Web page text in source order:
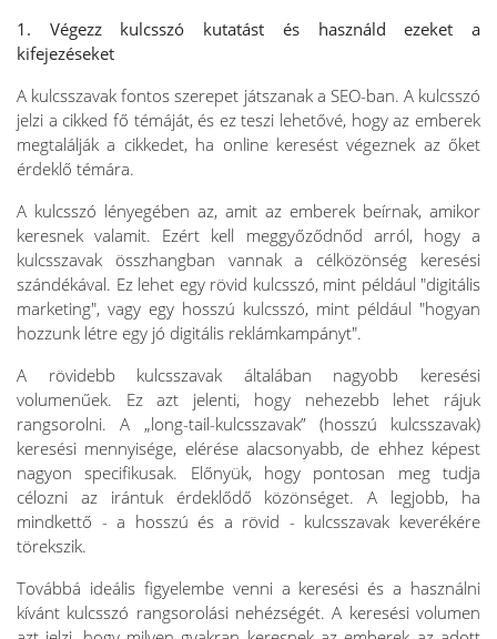
1. Végezz kulcsszó kutatást és használd ezeket a
kifejezéseket
A kulcsszavak fontos szerepet játszanak a SEO-ban. A kulcsszó
jelzi a cikked fő témáját, és ez teszi lehetővé, hogy az emberek
megtalálják a cikkedet, ha online keresést végeznek az őket
érdeklő témára.
A kulcsszó lényegében az, amit az emberek beírnak, amikor
keresnek valamit. Ezért kell meggyőződnőd arról, hogy a
kulcsszavak összhangban vannak a célközönség keresési
szándékával. Ez lehet egy rövid kulcsszó, mint például "digitális
marketing", vagy egy hosszú kulcsszó, mint például "hogyan
hozzunk létre egy jó digitális reklámkampányt".
A rövidebb kulcsszavak általában nagyobb keresési
volumenűek. Ez azt jelenti, hogy nehezebb lehet rájuk
rangsorolni. A „long-tail-kulcsszavak” (hosszú kulcsszavak)
keresési mennyisége, elérése alacsonyabb, de ehhez képest
nagyon specifikusak. Előnyük, hogy pontosan meg tudja
célozni az irántuk érdeklődő közönséget. A legjobb, ha
mindkettő - a hosszú és a rövid - kulcsszavak keverékére
törekszik.
Továbbá ideális figyelembe venni a keresési és a használni
kívánt kulcsszó rangsorolási nehézségét. A keresési volumen